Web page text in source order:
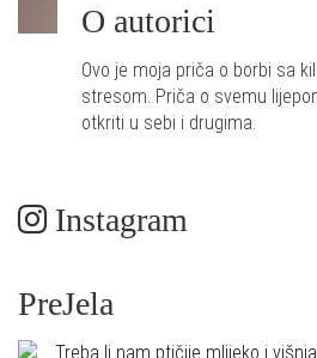
O autorici
Ovo je moja priča o borbi sa
stresom. Priča o svemu
otkriti u sebi i drugima.
Instagram
PreJela
Treba li nam ptičije mlijeko i